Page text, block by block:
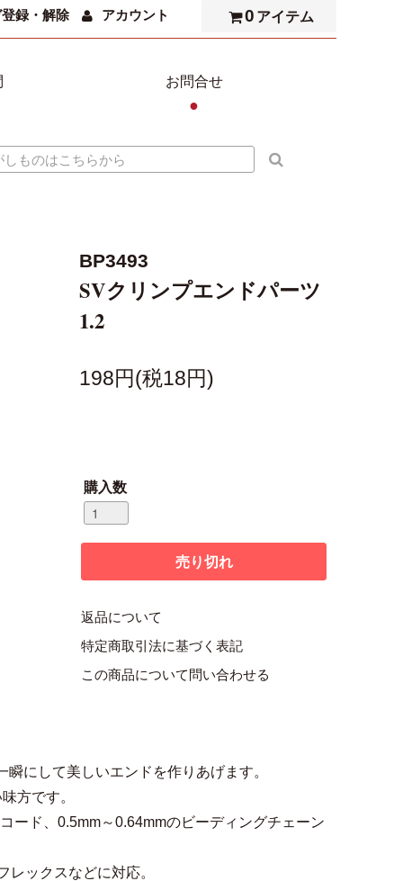
録・解除 アカウント 0 アイテム
お問合せ
●
BP3493
SVクリンプエンドパーツ
1.2
198円(税18円)
購入数
返品について
特定商取引法に基づく表記
この商品について問い合わせる
にして美しいエンドを作りあげます。
方です。
ード、0.5mm～0.64mmのビーディングチェーン
ックスなどに対応。